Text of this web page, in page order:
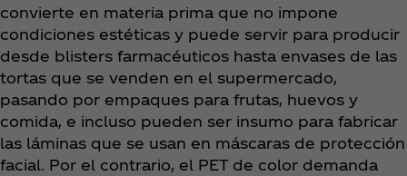
convierte en materia prima que no impone
condiciones estéticas y puede servir para producir
desde blisters farmacéuticos hasta envases de las
tortas que se venden en el supermercado,
pasando por empaques para frutas, huevos y
comida, e incluso pueden ser insumo para fabricar
las láminas que se usan en máscaras de protección
facial. Por el contrario, el PET de color demanda